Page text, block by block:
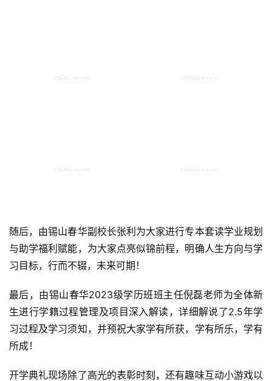
随后，由锡山春华副校长张利为大家进行专本套读学业规划
与助学福利赋能，为大家点亮似锦前程，明确人生方向与学
习目标，行而不辍，未来可期！
最后，由锡山春华2023级学历班班主任倪磊老师为全体新
生进行学籍过程管理及项目深入解读，详细解说了2.5年学
习过程及学习须知，并预祝大家学有所获，学有所乐，学有
所成！
开学典礼现场除了高光的表彰时刻，还有趣味互动小游戏以